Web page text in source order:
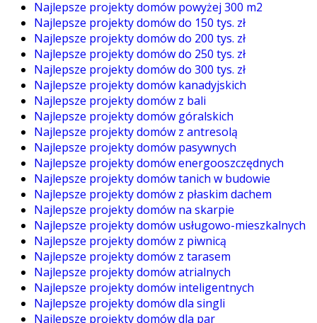
Najlepsze projekty domów powyżej 300 m2
Najlepsze projekty domów do 150 tys. zł
Najlepsze projekty domów do 200 tys. zł
Najlepsze projekty domów do 250 tys. zł
Najlepsze projekty domów do 300 tys. zł
Najlepsze projekty domów kanadyjskich
Najlepsze projekty domów z bali
Najlepsze projekty domów góralskich
Najlepsze projekty domów z antresolą
Najlepsze projekty domów pasywnych
Najlepsze projekty domów energooszczędnych
Najlepsze projekty domów tanich w budowie
Najlepsze projekty domów z płaskim dachem
Najlepsze projekty domów na skarpie
Najlepsze projekty domów usługowo-mieszkalnych
Najlepsze projekty domów z piwnicą
Najlepsze projekty domów z tarasem
Najlepsze projekty domów atrialnych
Najlepsze projekty domów inteligentnych
Najlepsze projekty domów dla singli
Najlepsze projekty domów dla par